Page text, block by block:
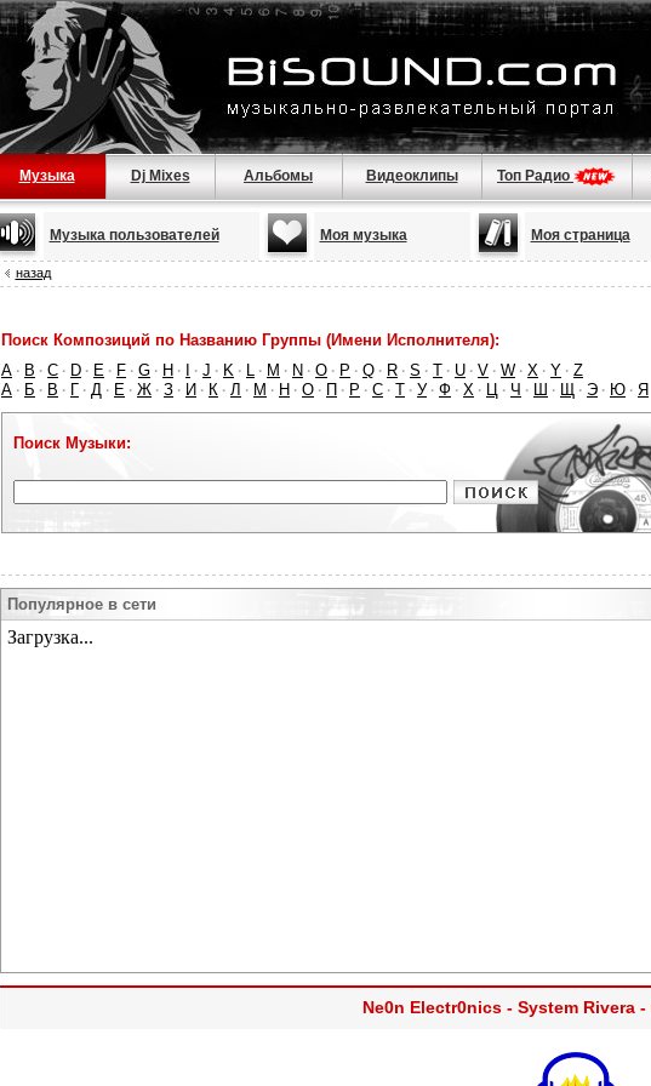
Музыка Dj Mixes Альбомы Видеоклипы Топ Радио
Музыка пользователей Моя музыка Моя страница
назад
Поиск Композиций по Названию Группы (Имени Исполнителя):
A · B · C · D · E · F · G · H · · J · K · L · M · N · O · P · Q · R · S · T · U · V · W · X · Y · Z
А · Б · В · Г · Д · Е · Ж · З · И · К · Л · М · Н · О · П · Р · С · Т · У · Ф · Х · Ц · Ч · Ш · Щ · Э · Ю · Я
Поиск Музыки:
Популярное в сети
Ne0n Electr0nics - System Rivera -